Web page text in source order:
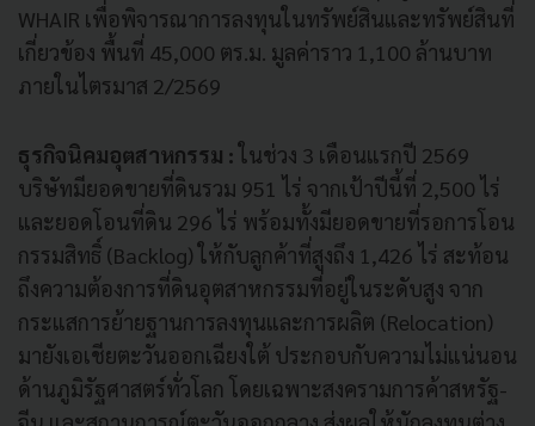
WHAIR เพื่อพิจารณาการลงทุนในทรัพย์สินและทรัพย์สินที่
เกี่ยวข้อง พื้นที่ 45,000 ตร.ม. มูลค่าราว 1,100 ล้านบาท
ภายในไตรมาส 2/2569
ธุรกิจนิคมอุตสาหกรรม :ในช่วง 3 เดือนแรกปี 2569
บริษัทมียอดขายที่ดินรวม 951 ไร่ จากเป้าปีนี้ที่ 2,500 ไร่
และยอดโอนที่ดิน 296 ไร่ พร้อมทั้งมียอดขายที่รอการโอน
กรรมสิทธิ์ (Backlog) ให้กับลูกค้าที่สูงถึง 1,426 ไร่ สะท้อน
ถึงความต้องการที่ดินอุตสาหกรรมที่อยู่ในระดับสูง จาก
กระแสการย้ายฐานการลงทุนและการผลิต (Relocation)
มายังเอเชียตะวันออกเฉียงใต้ ประกอบกับความไม่แน่นอน
ด้านภูมิรัฐศาสตร์ทั่วโลก โดยเฉพาะสงครามการค้าสหรัฐ-